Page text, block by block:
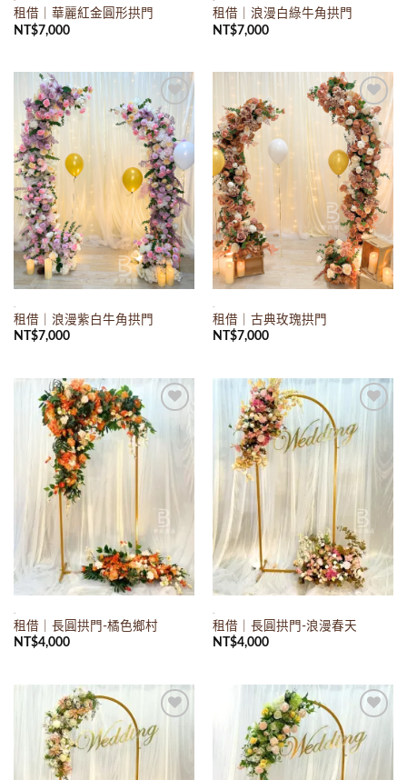
租借｜華麗紅金圓形拱門
NT$7,000
租借｜浪漫白綠牛角拱門
NT$7,000
Add to
wishlist
租借｜浪漫紫白牛角拱門
NT$7,000
Add to
wishlist
租借｜古典玫瑰拱門
NT$7,000
Add to
wishlist
租借｜長圓拱門-橘色鄉村
NT$4,000
Add to
wishlist
租借｜長圓拱門-浪漫春天
NT$4,000
Add to
wishlist
Add to
wishlist